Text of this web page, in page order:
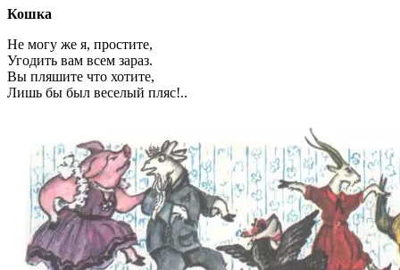
Кошка
Не могу же я, простите,
Угодить вам всем зараз.
Вы пляшите что хотите,
Лишь бы был веселый пляс!..